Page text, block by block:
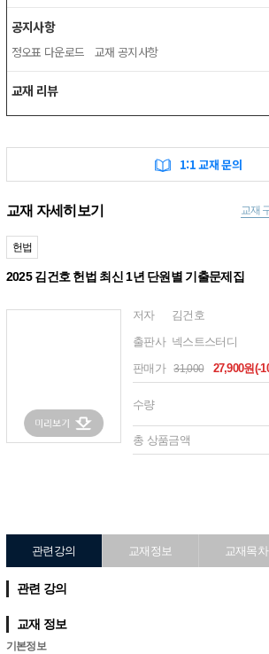
공지사항
정오표 다운로드 교재 공지사항
교재 리뷰
1:1 교재 문의
교재 자세히보기 교재
헌법
2025 김건호 헌법 최신 1년 단원별 기출문제집
저자 김건호
출판사 넥스트스터디
판매가 31,000 27,900원(-
수량
총 상품금액
관련강의 교재정보 교재목차
관련 강의
교재 정보
기본정보